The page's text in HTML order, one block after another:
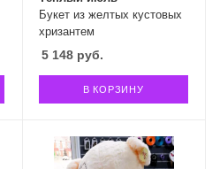
Букет из желтых кустовых
хризантем
5 148руб.
В КОРЗИНУ